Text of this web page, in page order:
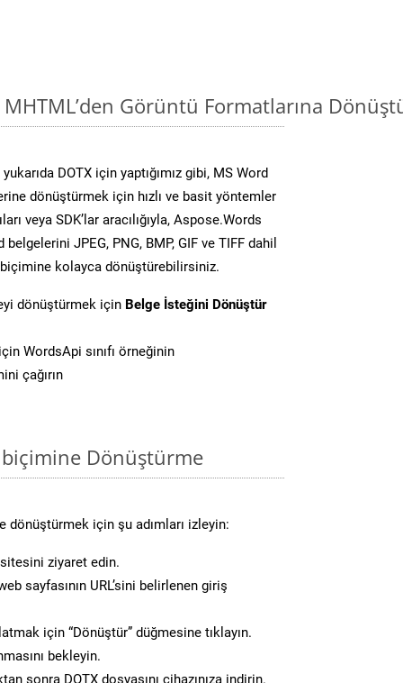
Görüntü Formatlarına
DOTX için yaptığımız gibi, MS Word
dönüştürmek için hızlı ve basit yöntemler
veya SDK’lar aracılığıyla, Aspose.Words
JPEG, PNG, BMP, GIF ve TIFF dahil
kolayca dönüştürebilirsiniz.
dönüştürmek için Belge İsteğini Dönüştür
WordsApi sınıfı örneğinin
çağırın
biçimine Dönüştürme
dönüştürmek için şu adımları izleyin:
ziyaret edin.
sayfasının URL’sini belirlenen giriş
için “Dönüştür” düğmesine tıklayın.
bekleyin.
sonra DOTX dosyasını cihazınıza indirin.